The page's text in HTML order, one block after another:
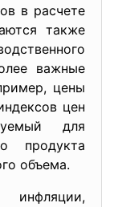
в расчете
также
важные
цены
цен
для
продукта
объема.